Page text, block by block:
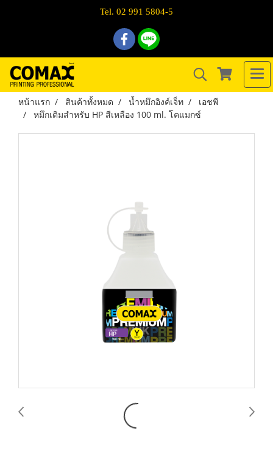
Tel. 02 991 5804-5
หน้าแรก สินค้าทั้งหมด น้ำหมึกอิงค์เจ็ท
เอชพี
หมึกเติมสำหรับ HP สีเหลือง 100 ml. โคแมกซ์